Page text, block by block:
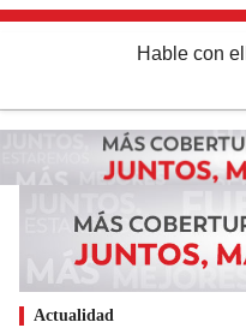
Hable con el
Actualidad